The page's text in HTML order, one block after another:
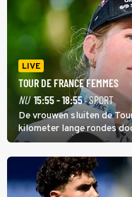
LIVE
TOUR DE FRANCE FEMMES
NU 15:55 - 18:55· SPORT
De vrouwen sluiten de
kilometer lange rondes
zware Col d'Èze. Aan de
de eindwinnaar de laatste